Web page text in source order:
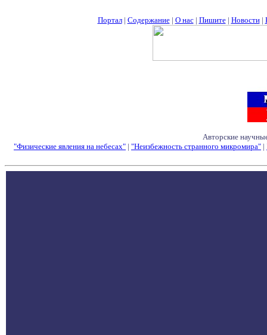
Портал| Содержание| О нас| Пишите| Новости|
Авторские
"Физические явления на небесах" | "Неизбежность странного микромира" |